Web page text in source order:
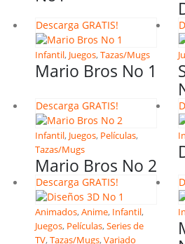
Descarga GRATIS!
Infantil, Juegos,Tazas/Mugs
Mario Bros No 1
Descarga GRATIS!
Infantil, Juegos, Películas,
Tazas/Mugs
Mario Bros No 2
Descarga GRATIS!
Animados,Anime, Infantil,
Juegos, Películas,Series de
TV,Tazas/Mugs,Variado